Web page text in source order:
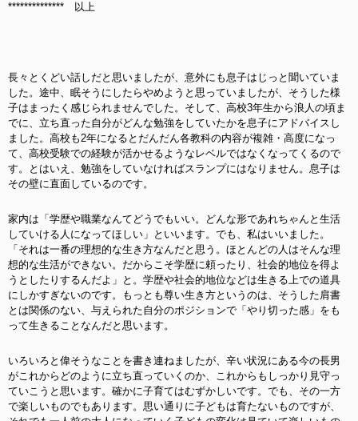
************** 以上
長々とくどい話しだと思いましたが、意外にも息子はじっと聞いていま
した。途中、眠そうにしたらやめようと思っていましたが、そうした様
子はまったく感じられませんでした。そして、高校3年生から浪人の頃ま
でに、立ち直った自分がどんな勉強をしていたかを息子にアドバイスし
ました。高校も2年になるとだんだん各教科の内容が複雑・高度になっ
て、高校受験での経験が活かせるようなレベルではなくなってくるので
す。とはいえ、勉強をしていなければスランプにはなりません。息子は
その壁に直面しているのです。
家内は「学歴や職業なんてどうでもいい。どんな形であれちゃんと生活
していける人になってほしい」といいます。でも、私はいいました。
「それは一番の理想的な生き方なんだと思う。ほとんどの人はそんな理
想的な生活ができない。だからこそ学歴に頼ったり、社会的地位を得よ
うとしたりするんだよ」と。学歴や社会的地位などは生きる上での道具
にしかすぎないのです。もっとも尊い生き方というのは、そうした肩書
とは関係のない、与えられた自分のポジションで「やり切った感」をも
って生きることなんだと思います。
いろいろと偉そうなことを書き連ねましたが、辛い状況にある今の長男
がこれからどのように立ち直っていくのか、これからもしっかり見守っ
ていこうと思います。確かに子育てはむずかしいです。でも、その一方
で楽しいものでもあります。思い通りに子どもは育たないものですが、